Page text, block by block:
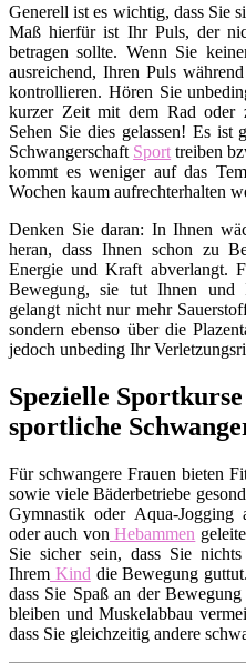
Generell ist es wichtig, dass Sie
Maß hierfür ist Ihr Puls, der
betragen sollte. Wenn Sie
ausreichend, Ihren Puls
kontrollieren. Hören Sie
kurzer Zeit mit dem Rad oder
Sehen Sie dies gelassen! Es
Schwangerschaft Sport treiben
kommt es weniger auf das
Wochen kaum aufrechterhalten
Denken Sie daran: In Ihnen
heran, dass Ihnen schon zu
Energie und Kraft abverlangt.
Bewegung, sie tut Ihnen und
gelangt nicht nur mehr
sondern ebenso über die
jedoch unbeding Ihr
Spezielle
sportliche
Für schwangere Frauen bieten
sowie viele Bäderbetriebe
Gymnastik oder Aqua-Jogging
oder auch von Hebammen
Sie sicher sein, dass Sie
Ihrem Kind die Bewegung
dass Sie Spaß an der
bleiben und Muskelabbau
dass Sie gleichzeitig andere